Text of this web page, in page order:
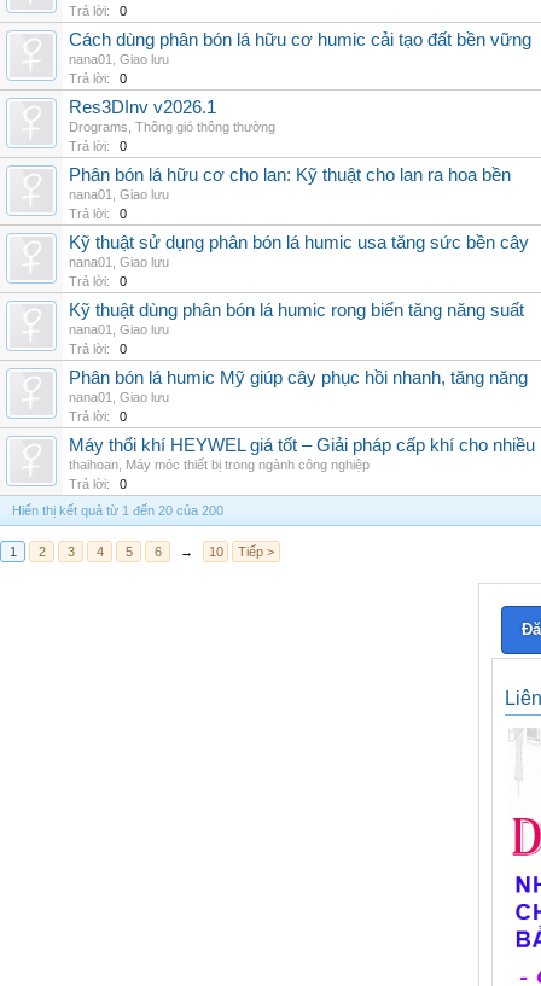
Trả lời:
0
Cách dùng phân bón lá hữu cơ humic cải tạo đất bền vững
nana01
Giao lưu
Trả lời:
0
Res3DInv v2026.1
Drograms Thông gió thông thường
Trả lời:
0
Phân bón lá hữu cơ cho lan: Kỹ thuật cho lan ra hoa bền
nana01
Giao lưu
Trả lời:
0
Kỹ thuật sử dụng phân bón lá humic usa tăng sức bền cây
nana01
Giao lưu
Trả lời:
0
Kỹ thuật dùng phân bón lá humic rong biển tăng năng suất
nana01
Giao lưu
Trả lời:
0
Phân bón lá humic Mỹ giúp cây phục hồi nhanh, tăng năng
nana01
Giao lưu
Trả lời:
0
Máy thổi khí HEYWEL giá tốt – Giải pháp cấp khí cho
thaihoan Máy móc thiết bị trong ngành công nghiệp
Trả lời:
0
Hiển thị kết quả từ 1 đến 20 của 200
1 2 3 4 5 6 → 10 Tiếp >